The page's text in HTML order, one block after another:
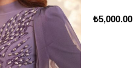
₺5,000.00